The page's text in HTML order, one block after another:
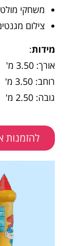
משחקי
צילום
מידות:
אורך: 3.50 מ'
רוחב: 3.50 מ'
גובה: 2.50 מ'
להזמנות